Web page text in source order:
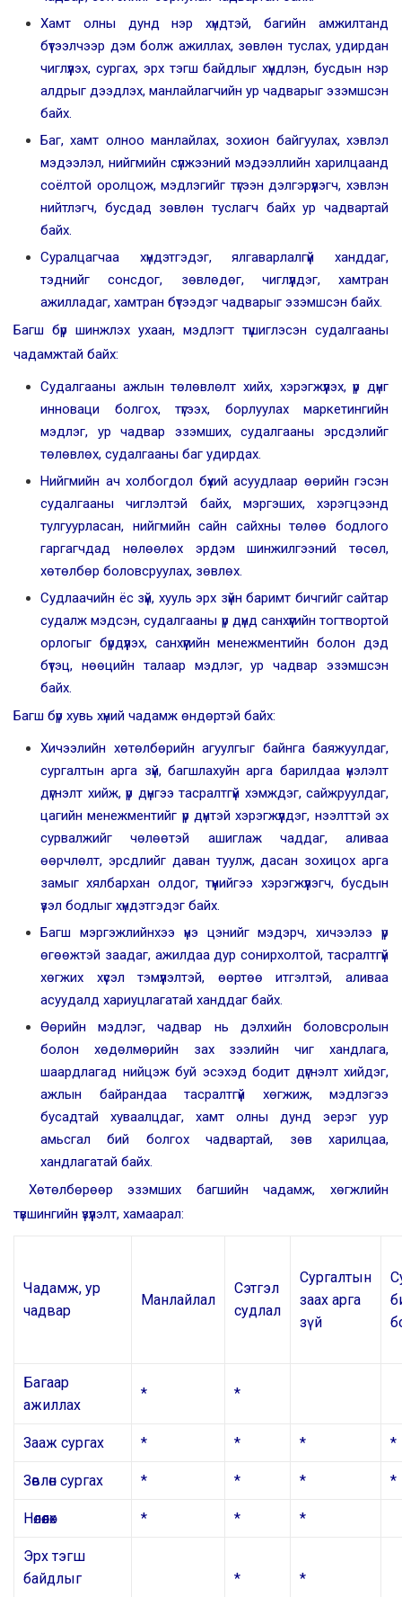
Хамт олны дунд нэр хүндтэй, багийн амжилтанд
бүтээлчээр дэм болж ажиллах, зөвлөн туслах, удирдан
чиглүүлэх, сургах, эрх тэгш байдлыг хүндлэн, бусдын нэр
алдрыг дээдлэх, манлайлагчийн ур чадварыг эзэмшсэн
байх.
Баг, хамт олноо манлайлах, зохион байгуулах, хэвлэл
мэдээлэл, нийгмийн сүлжээний мэдээллийн харилцаанд
соёлтой оролцож, мэдлэгийг түгээн дэлгэрүүлэгч, хэвлэн
нийтлэгч, бусдад зөвлөн туслагч байх ур чадвартай
байх.
Суралцагчаа хүндэтгэдэг, ялгаварлалгүй ханддаг,
тэднийг сонсдог, зөвлөдөг, чиглүүлдэг, хамтран
ажилладаг, хамтран бүтээдэг чадварыг эзэмшсэн байх.
Багш бүр шинжлэх ухаан, мэдлэгт түшиглэсэн судалгааны
чадамжтай байх:
Судалгааны ажлын төлөвлөлт хийх, хэрэгжүүлэх, үр дүнг
инноваци болгох, түгээх, борлуулах маркетингийн
мэдлэг, ур чадвар эзэмших, судалгааны эрсдэлийг
төлөвлөх, судалгааны баг удирдах.
Нийгмийн ач холбогдол бүхий асуудлаар өөрийн гэсэн
судалгааны чиглэлтэй байх, мэргэших, хэрэгцээнд
тулгуурласан, нийгмийн сайн сайхны төлөө бодлого
гаргагчдад нөлөөлөх эрдэм шинжилгээний төсөл,
хөтөлбөр боловсруулах, зөвлөх.
Судлаачийн ёс зүй, хууль эрх зүйн баримт бичгийг сайтар
судалж мэдсэн, судалгааны үр дүнд санхүүгийн тогтвортой
орлогыг бүрдүүлэх, санхүүгийн менежментийн болон дэд
бүтэц, нөөцийн талаар мэдлэг, ур чадвар эзэмшсэн
байх.
Багш бүр хувь хүний чадамж өндөртэй байх:
Хичээлийн хөтөлбөрийн агуулгыг байнга баяжуулдаг,
сургалтын арга зүй, багшлахуйн арга барилдаа үнэлэлт
дүгнэлт хийж, үр дүнгээ тасралтгүй хэмждэг, сайжруулдаг,
цагийн менежментийг үр дүнтэй хэрэгжүүлдэг, нээлттэй эх
сурвалжийг чөлөөтэй ашиглаж чаддаг, аливаа
өөрчлөлт, эрсдлийг даван туулж, дасан зохицох арга
замыг хялбархан олдог, түүнийгээ хэрэгжүүлэгч, бусдын
үзэл бодлыг хүндэтгэдэг байх.
Багш мэргэжлийнхээ үнэ цэнийг мэдэрч, хичээлээ үр
өгөөжтэй заадаг, ажилдаа дур сонирхолтой, тасралтгүй
хөгжих хүсэл тэмүүлэлтэй, өөртөө итгэлтэй, аливаа
асуудалд хариуцлагатай ханддаг байх.
Өөрийн мэдлэг, чадвар нь дэлхийн боловсролын
болон хөдөлмөрийн зах зээлийн чиг хандлага,
шаардлагад нийцэж буй эсэхэд бодит дүгнэлт хийдэг,
ажлын байрандаа тасралтгүй хөгжиж, мэдлэгээ
бусадтай хуваалцдаг, хамт олны дунд эерэг уур
амьсгал бий болгох чадвартай, зөв харилцаа,
хандлагатай байх.
Хөтөлбөрөөр эзэмших багшийн чадамж, хөгжлийн
түвшингийн үзүүлэлт, хамаарал:
Чадамж, ур
чадвар
Манлайлал
Сэтгэл
судлал
Сургалтын
заах арга
зүй
Багаар
ажиллах
* *
Зааж сургах * * * *
Зөвлөн сургах * * * *
Нөлөөлөх * * *
Эрх тэгш
байдлыг
* *